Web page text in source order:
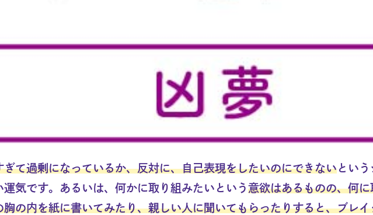
て過剰になっているか、反対に、自己表現をしたいのにできないという
気です。あるいは、何かに取り組みたいという 意欲はあるものの、何
胸の内を紙に書いてみたり、親しい人に聞いてもらったりすると、ブレ